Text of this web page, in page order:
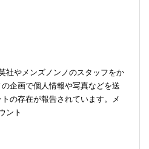
社やメンズノンノのスタッフをか
企画で個人情報や写真などを送
の存在が報告されています。メ
ント